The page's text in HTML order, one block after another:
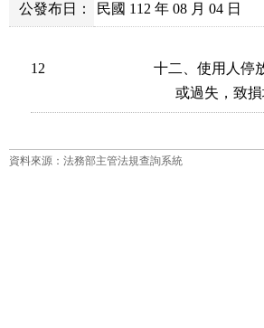
公發布日： 民國 112 年 08 月 04 日
12
十二、使用人停
或過失，
資料來源：法務部主管法規查詢系統